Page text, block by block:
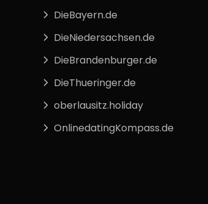
DieBayern.de
DieNiedersachsen.de
DieBrandenburger.de
DieThueringer.de
oberlausitz.holiday
OnlinedatingKompass.de